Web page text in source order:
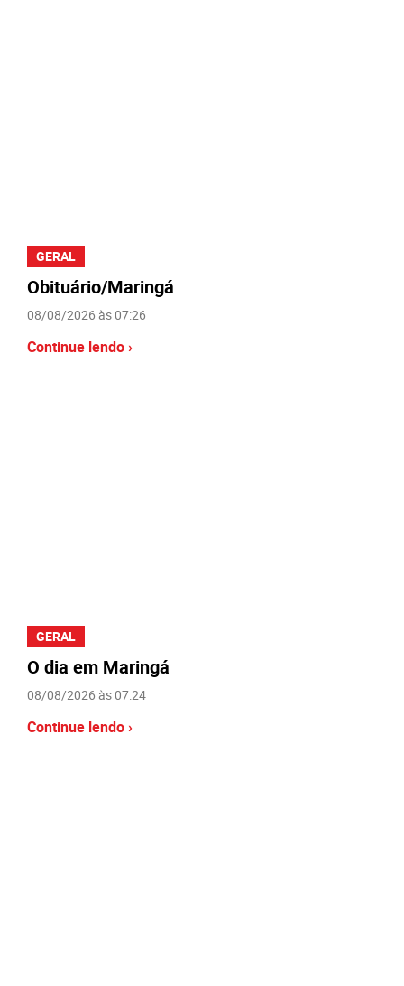
GERAL
Obituário/Maringá
08/08/2026 às 07:26
Continue lendo ›
GERAL
O dia em Maringá
08/08/2026 às 07:24
Continue lendo ›